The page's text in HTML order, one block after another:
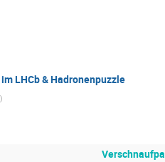
LHCb & Hadronenpuzzle
)